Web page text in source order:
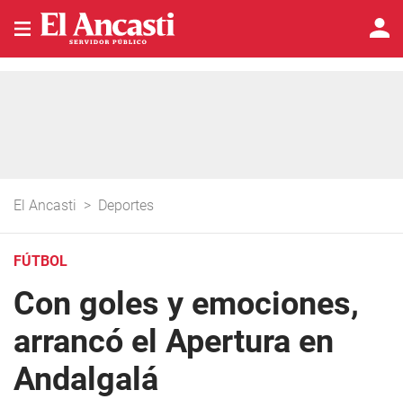
El Ancasti > Deportes
FÚTBOL
Con goles y emociones,
arrancó el Apertura en
Andalgalá